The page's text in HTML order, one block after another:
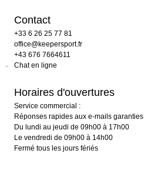
Contact
+33 6 26 25 77 81
office@keepersport.fr
+43 676 7664611
Chat en ligne
Horaires d'ouvertures
Service commercial :
Réponses rapides aux e-mails garanties
Du lundi au jeudi de 09h00 à 17h00
Le vendredi de 09h00 à 14h00
Fermé tous les jours fériés